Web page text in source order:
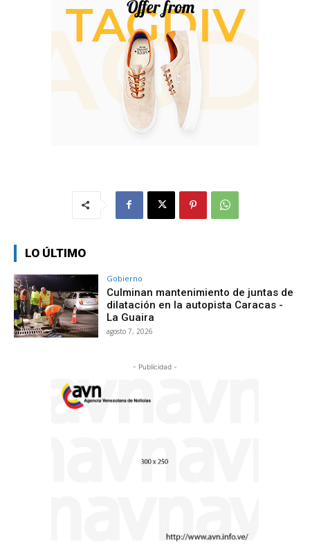
LO ÚLTIMO
Gobierno
Culminan mantenimiento de juntas de
dilatación en la autopista Caracas -
La Guaira
agosto 7, 2026
- Publicidad -